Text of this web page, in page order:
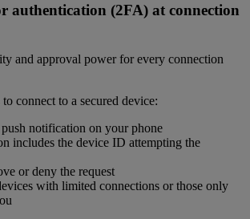
authentication (2FA) at connection
and approval power for every connection
connect to a secured device:
notification on your phone
includes the device ID attempting the
or deny the request
with limited connections or those only